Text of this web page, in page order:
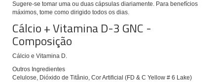
Sugere-se tomar uma ou duas cápsulas diariamente. Para benefícios
máximos, tome como dirigido todos os dias.
Cálcio + Vitamina D-3 GNC -
Composição
Cálcio e Vitamina D.
Outros Ingredientes
Celulose, Dióxido de Titânio, Cor Artificial (FD & C Yellow # 6 Lake)